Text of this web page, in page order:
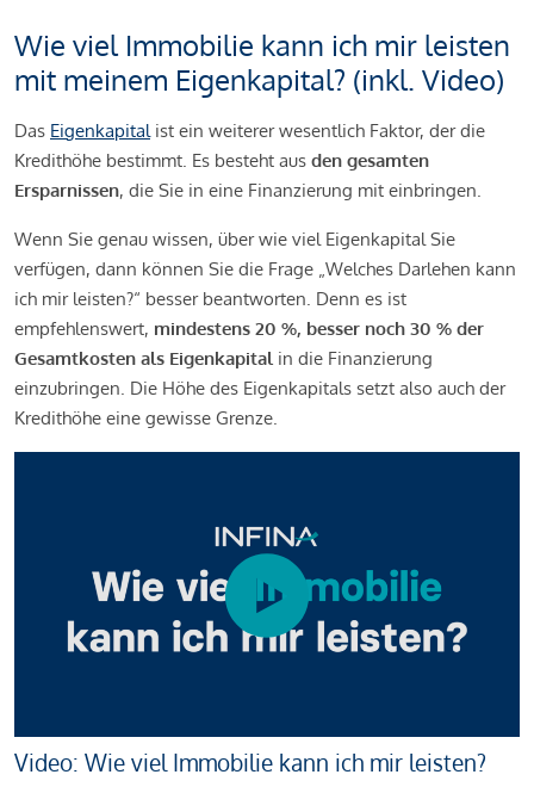
Wie viel Immobilie kann ich mir leisten
mit meinem Eigenkapital? (inkl. Video)
Das Eigenkapitalist ein weiterer wesentlich Faktor, der die
Kredithöhe bestimmt. Es besteht aus den gesamten
Ersparnissen, die Sie in eine Finanzierung mit einbringen.
Wenn Sie genau wissen, über wie viel Eigenkapital Sie
verfügen, dann können Sie die Frage „Welches Darlehen kann
ich mir leisten?“ besser beantworten. Denn es ist
empfehlenswert, mindestens 20 %, besser noch 30 % der
Gesamtkosten als Eigenkapital in die Finanzierung
einzubringen. Die Höhe des Eigenkapitals setzt also auch der
Kredithöhe eine gewisse Grenze.
Video: Wie viel Immobilie kann ich mir leisten?